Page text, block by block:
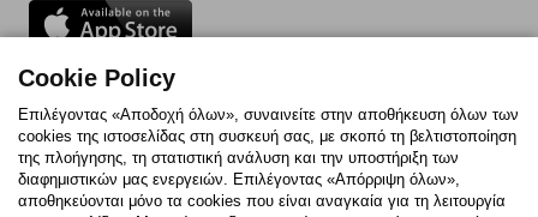
Follow us:
FacebookInstagram
TikTokYoutubePinterestTwitter
Cookie Policy
Επιλέγοντας «Αποδοχή όλων», συναινείτε στην αποθήκευση όλων των
cookies της ιστοσελίδας στη συσκευή σας, με σκοπό τη βελτιστοποίηση
της πλοήγησης, τη στατιστική ανάλυση και την υποστήριξη των
διαφημιστικών μας ενεργειών. Επιλέγοντας «Απόρριψη όλων»,
αποθηκεύονται μόνο τα cookies που είναι αναγκαία για τη λειτουργία